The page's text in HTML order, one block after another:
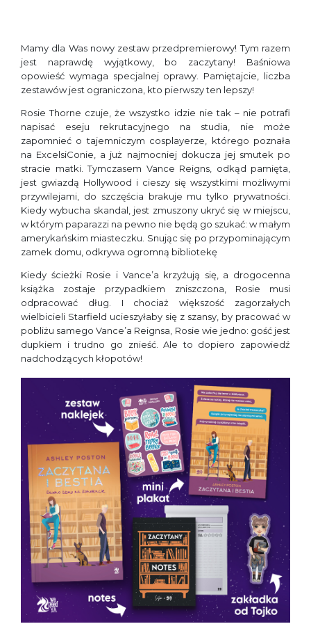
Mamy dla Was nowy zestaw przedpremierowy! Tym razem
jest naprawdę wyjątkowy, bo zaczytany! Baśniowa
opowieść wymaga specjalnej oprawy. Pamiętajcie, liczba
zestawów jest ograniczona, kto pierwszy ten lepszy!
Rosie Thorne czuje, że wszystko idzie nie tak – nie potrafi
napisać eseju rekrutacyjnego na studia, nie może
zapomnieć o tajemniczym cosplayerze, którego poznała
na ExcelsiConie, a już najmocniej dokucza jej smutek po
stracie matki. Tymczasem Vance Reigns, odkąd pamięta,
jest gwiazdą Hollywood i cieszy się wszystkimi możliwymi
przywilejami, do szczęścia brakuje mu tylko prywatności.
Kiedy wybucha skandal, jest zmuszony ukryć się w miejscu,
w którym paparazzi na pewno nie będą go szukać: w małym
amerykańskim miasteczku. Snując się po przypominającym
zamek domu, odkrywa ogromną bibliotekę
Kiedy ścieżki Rosie i Vance’a krzyżują się, a drogocenna
książka zostaje przypadkiem zniszczona, Rosie musi
odpracować dług. I chociaż większość zagorzałych
wielbicieli Starfield ucieszyłaby się z szansy, by pracować w
pobliżu samego Vance’a Reignsa, Rosie wie jedno: gość jest
dupkiem i trudno go znieść. Ale to dopiero zapowiedź
nadchodzących kłopotów!